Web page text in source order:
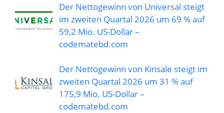
Der Nettogewinn von Universal steigt
im zweiten Quartal 2026 um 69 % auf
59,2 Mio. US-Dollar –
codematebd.com
Der Nettogewinn von Kinsale steigt im
zweiten Quartal 2026 um 31 % auf
175,9 Mio. US-Dollar –
codematebd.com